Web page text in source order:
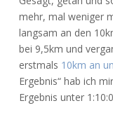
mehr, mal weniger
langsam an den
bei 9,5km und
erstmals 10km an
Ergebnis“ hab ich
Ergebnis unter